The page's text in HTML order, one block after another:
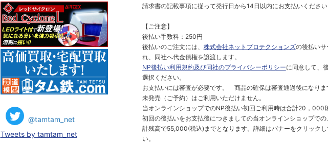
請求書の記載事項に従って発行日から14日以内にお支払いください
【ご注意】
後払い手数料：250円
後払いのご注文には、 株式会社ネットプロテクションズの後払いサ
れ、同社へ代金債権を譲渡します。
NP後払い利用規約及び同社のプライバシーポリシーに同意して、
選択ください。
お支払いには審査が必要です。 商品の確保は審査通過後になりま
未発売（ご予約）はご利用いただけません。
当オンラインショップでのNP後払い初回ご利用時は合計20，000(
初回の後払いをお支払後につきましての当オンラインショップで
計残高で55,000(税込)までとなります。詳細はバナーをクリックし
い。
@tamtam_net
Tweets by tamtam_net